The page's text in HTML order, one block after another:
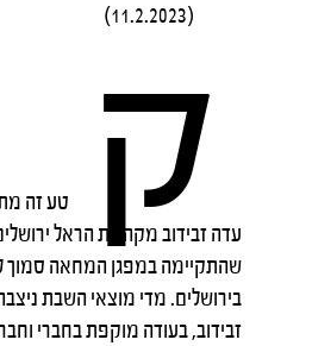
(11.2.2023)
ק טע זה
עדה זבידוב מקהילת הראל
שהתקיימה במפגן המחאה סמוך
בירושלים. מדי מוצאי השבת
זבידוב, בעודה מוקפת בחברי